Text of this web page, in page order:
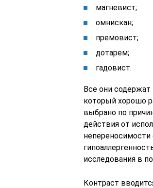
магневист;
омнискан;
премовист;
дотарем;
гадовист.
Все они содержат
который хорошо
выбрано по
действия от
непереносимости
исследования в
Контраст